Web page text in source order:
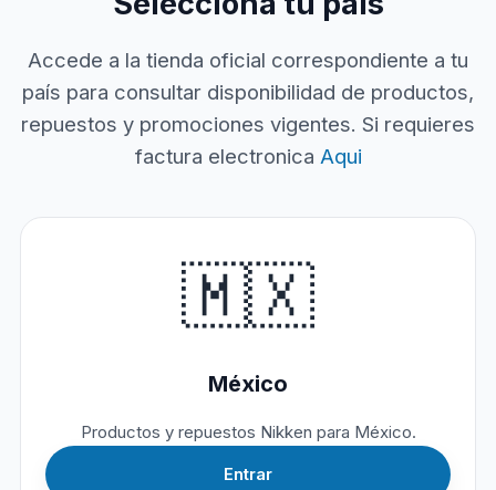
Accede a la tienda oficial correspondiente a tu
país para consultar disponibilidad de productos,
repuestos y promociones vigentes. Si requieres
factura electronica Aqui
🇲🇽
México
Productos y repuestos Nikken para México.
Entrar